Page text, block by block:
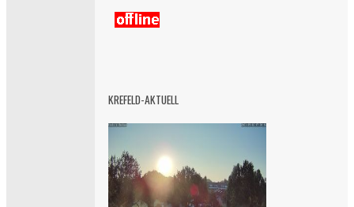
KREFELD-AKTUELL